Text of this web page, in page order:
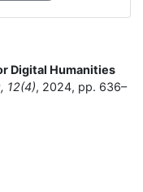
Digital Humanities
12(4), 2024, pp. 636–